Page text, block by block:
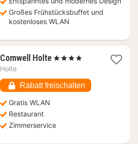
Großes Frühstücksbuffet und
kostenloses WLAN
Comwell Holte1
112,36
€
, 4 Sterne
Holte
Rabatt freischalten
Gratis WLAN
Restaurant
Zimmerservice